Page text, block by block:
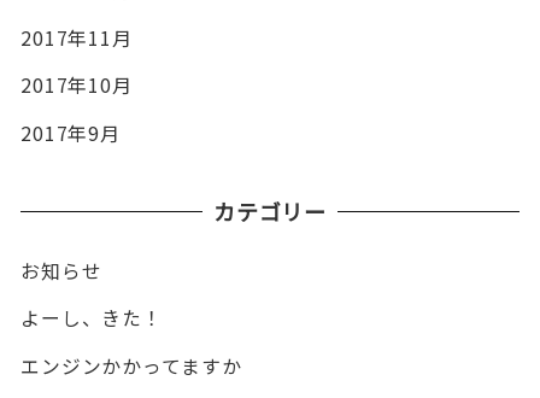
2017年11月
2017年10月
2017年9月
カテゴリー
お知らせ
よーし、きた！
エンジンかかってますか